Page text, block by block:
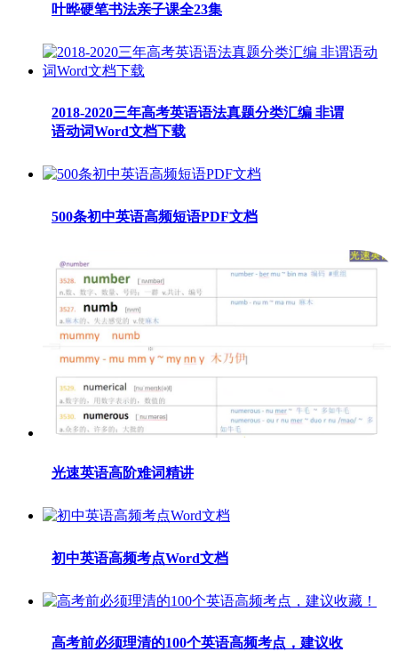
叶晔硬笔书法亲子课全23集
2018-2020三年高考英语语法真题分类汇编 非谓
语动词Word文档下载
500条初中英语高频短语PDF文档
光速英语高阶难词精讲
初中英语高频考点Word文档
高考前必须理清的100个英语高频考点，建议收